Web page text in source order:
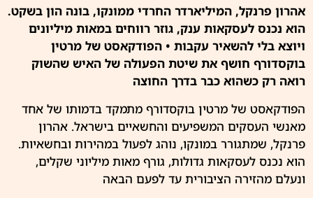
אהרון פרנקל, המיליארדר החרדי ממונקו, בונה הון בשקט.
הוא נכנס לעסקאות ענק, גוזר רווחים במאות מיליונים
ויוצא בלי להשאיר עקבות • הפודקאסט של מרטין
בוקסדורף חושף את שיטת הפעולה של האיש שהשוק
רואה רק כשהוא כבר בדרך החוצה
הפודקאסט של מרטין בוקסדורף מתמקד בדמותו של אחד
מאנשי העסקים המשפיעים והחשאיים בישראל.אהרון
פרנקל, שמתגורר במונקו, נוהג לפעול במהירות ובחשאיות.
הוא נכנס לעסקאות גדולות, גורף מאות מיליוני שקלים,
ונעלם מהזירה הציבורית עד לפעם הבאה